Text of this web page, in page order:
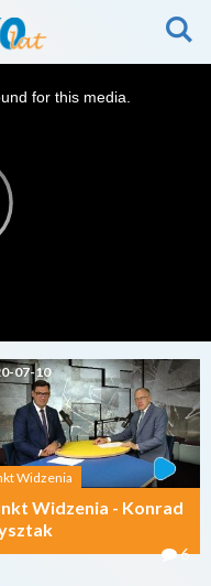
for this media.
07-10
Widzenia
Widzenia - Konrad
6